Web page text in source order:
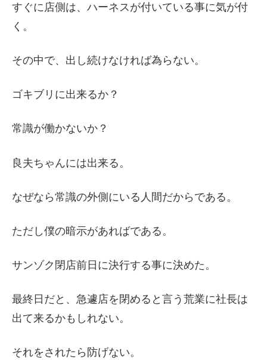
すぐに店側は、ハーネスが付いている事に気が付
く。
その中で、出し続けなければ為らない。
ゴキブリに出来るか？
常識が働かないか？
良夫ちゃんには出来る。
なぜなら常識の外側にいる人間だからである。
ただし僕の暗示があればである。
サンゾク閉店前日に決行する事に決めた。
最終日だと、急遽店を閉めると言う荒業に社長は
出て来るかもしれない。
それをされたら防げない。